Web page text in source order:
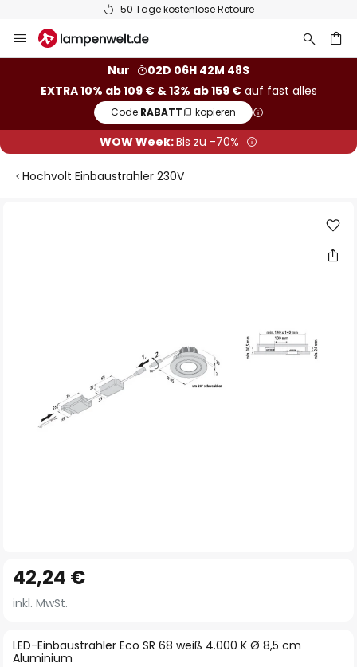
50 Tage kostenlose Retoure
Inhalt
Nur
02D 06H 42M 47S
EXTRA 10% ab 109 € & 13% ab 159 €auf fast alles
Code:RABATT kopieren
WOW Week:Bis zu -70%
Hochvolt Einbaustrahler 230V
Anfang
der
springen
LED-Einbaustrahler Eco SR 68 weiß 4.000 K Ø 8,5 cm
Aluminium
42,24 €
inkl. MwSt.